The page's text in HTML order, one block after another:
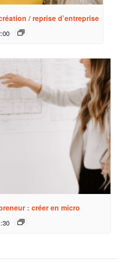
/ reprise d’entreprise
: créer en micro